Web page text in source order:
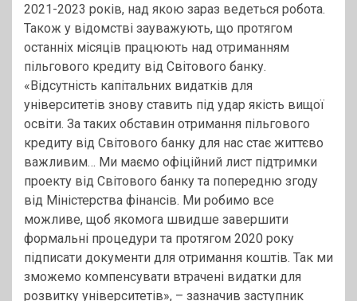
2021-2023 років, над якою зараз ведеться робота.
Також у відомстві зауважують, що протягом
останніх місяців працюють над отриманням
пільгового кредиту від Світового банку.
«Відсутність капітальних видатків для
університетів знову ставить під удар якість вищої
освіти. За таких обставин отримання пільгового
кредиту від Світового банку для нас стає життєво
важливим… Ми маємо офіційний лист підтримки
проекту від Світового банку та попередню згоду
від Міністерства фінансів. Ми робимо все
можливе, щоб якомога швидше завершити
формальні процедури та протягом 2020 року
підписати документи для отримання коштів. Так ми
зможемо компенсувати втрачені видатки для
розвитку університетів», – зазначив заступник